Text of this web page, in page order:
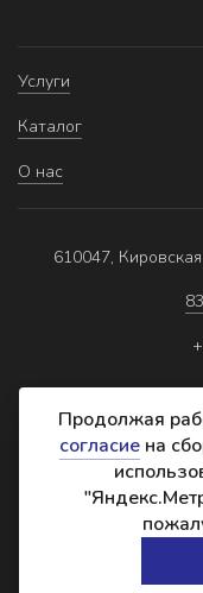
Услуги
Каталог
О нас
610047,
Политика
Продолжая
согласие на